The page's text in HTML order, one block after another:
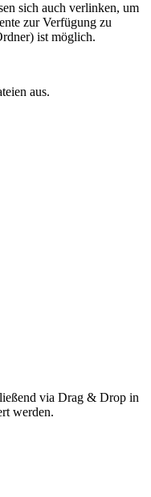
sich auch verlinken, um
zur Verfügung zu
ist möglich.
aus.
via Drag & Drop in
werden.